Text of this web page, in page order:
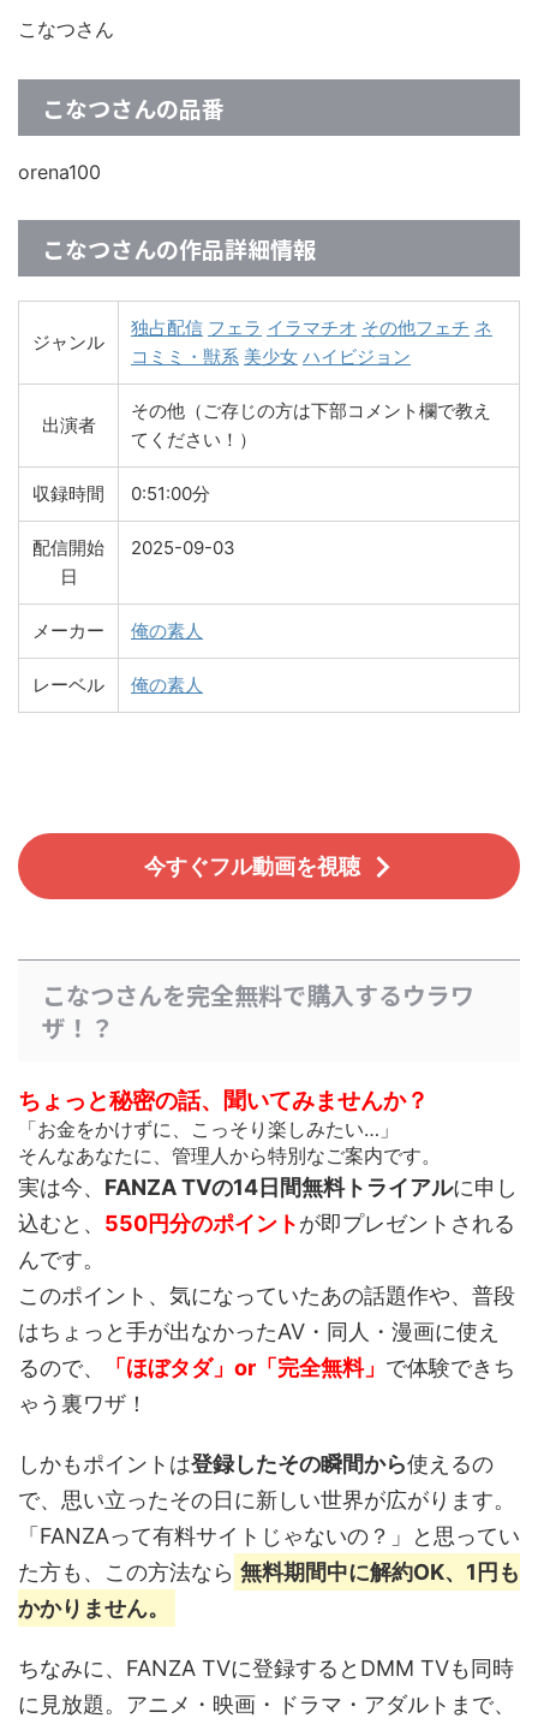
こなつさん
こなつさんの品番
orena100
こなつさんの作品詳細情報
ジャンル
独占配信 フェラ イラマチオ その他フェチ ネ
コミミ・獣系 美少女 ハイビジョン
出演者
その他（ご存じの方は下部コメント欄で教え
てください！）
収録時間 0:51:00分
配信開始
日
2025-09-03
メーカー 俺の素人
レーベル 俺の素人
今すぐフル動画を視聴
こなつさんを完全無料で購入するウラワ
ザ！？
ちょっと秘密の話、聞いてみませんか？
「お金をかけずに、こっそり楽しみたい…」
そんなあなたに、管理人から特別なご案内です。
実は今、 FANZA TVの14日間無料トライアルに申し
込むと、 550円分のポイントが即プレゼントされる
んです。
このポイント、 気になっていたあの話題作や、普段
はちょっと手が出なかったAV・同人・漫画に使え
るので、
「ほぼタダ」or「完全無料」 で体験できち
ゃう裏ワザ！
しかもポイントは登録したその瞬間から使えるの
で、思い立ったその日に新しい世界が広がります。
「FANZAって有料サイトじゃないの？」と思ってい
た方も、この方法なら 無料期間中に解約OK、1円も
かかりません。
ちなみに、FANZA TVに登録するとDMM TVも同時
に見放題。アニメ・映画・ドラマ・アダルトまで、